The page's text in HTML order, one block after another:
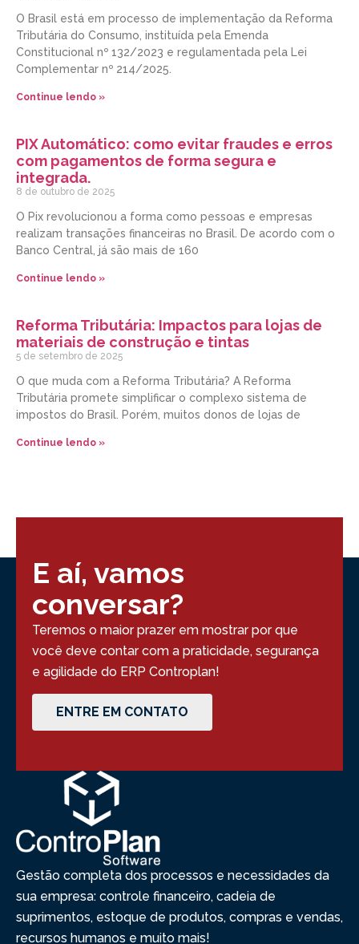
O Brasil está em processo de implementação da Reforma
Tributária do Consumo, instituída pela Emenda
Constitucional nº 132/2023 e regulamentada pela Lei
Complementar nº 214/2025.
Continue lendo »
PIX Automático: como evitar fraudes e erros
com pagamentos de forma segura e
integrada.
8 de outubro de 2025
O Pix revolucionou a forma como pessoas e empresas
realizam transações financeiras no Brasil. De acordo com o
Banco Central, já são mais de 160
Continue lendo »
Reforma Tributária: Impactos para lojas de
materiais de construção e tintas
5 de setembro de 2025
O que muda com a Reforma Tributária? A Reforma
Tributária promete simplificar o complexo sistema de
impostos do Brasil. Porém, muitos donos de lojas de
Continue lendo »
E aí, vamos
conversar?
Teremos o maior prazer em mostrar por que
você deve contar com a praticidade, segurança
e agilidade do ERP Controplan!
ENTRE EM CONTATO
Gestão completa dos processos e necessidades da
sua empresa: controle financeiro, cadeia de
suprimentos, estoque de produtos, compras e vendas,
recursos humanos e muito mais!